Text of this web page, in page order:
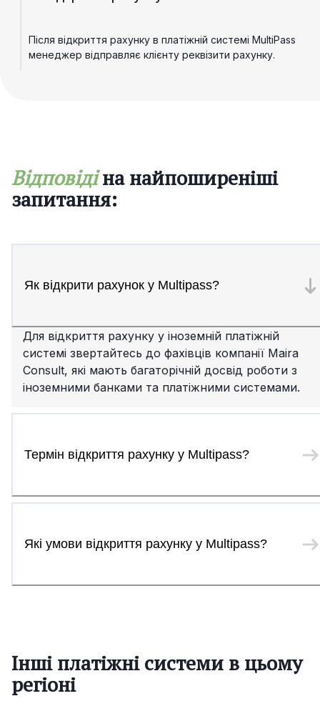
Після відкриття рахунку в платіжній системі MultiPass
менеджер відправляє клієнту реквізити рахунку.
Відповіді на найпоширеніші
запитання:
Як відкрити рахунок у Multipass?
Для відкриття рахунку у іноземній платіжній
системі звертайтесь до фахівців компанії Maira
Consult, які мають багаторічній досвід роботи з
іноземними банками та платіжними системами.
Термін відкриття рахунку у Multipass?
Які умови відкриття рахунку у Multipass?
Інші платіжні системи в цьому
регіоні